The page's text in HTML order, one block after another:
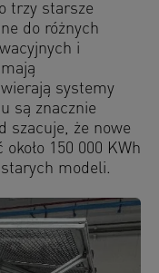
trzy starsze
do różnych
i
systemy
są znacznie
szacuje, że nowe
150 000 KWh
modeli.